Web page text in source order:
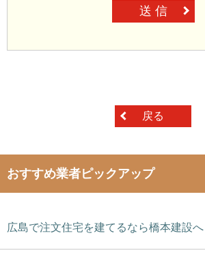
送 信
戻る
おすすめ業者ピックアップ
広島で注文住宅を建てるなら橋本建設へ